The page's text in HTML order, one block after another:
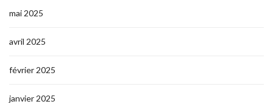
mai 2025
avril 2025
février 2025
janvier 2025